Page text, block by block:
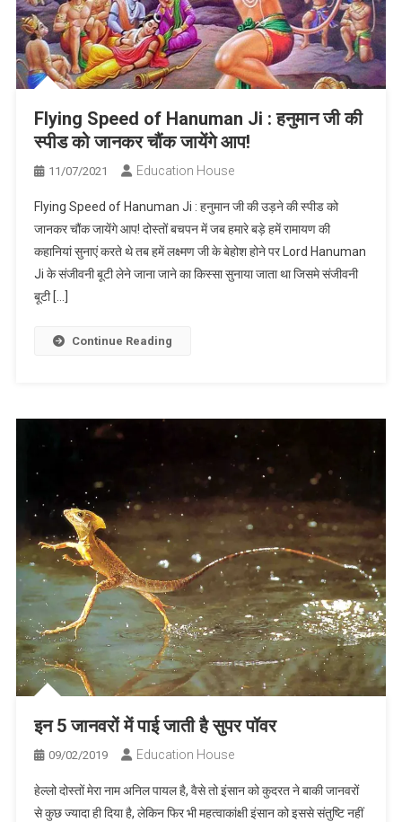
Flying Speed of Hanuman Ji : हनुमान जी की
स्पीड को जानकर चौंक जायेंगे आप!
11/07/2021 Education House
Flying Speed of Hanuman Ji : हनुमान जी की उड़ने की स्पीड को
जानकर चौंक जायेंगे आप! दोस्तों बचपन में जब हमारे बड़े हमें रामायण की
कहानियां सुनाएं करते थे तब हमें लक्ष्मण जी के बेहोश होने पर Lord Hanuman
Ji के संजीवनी बूटी लेने जाना जाने का किस्सा सुनाया जाता था जिसमे संजीवनी
बूटी […]
Continue Reading
इन 5 जानवरों में पाई जाती है सुपर पॉवर
09/02/2019 Education House
हेल्लो दोस्तों मेरा नाम अनिल पायल है, वैसे तो इंसान को कुदरत ने बाकी जानवरों
से कुछ ज्यादा ही दिया है, लेकिन फिर भी महत्वाकांक्षी इंसान को इससे संतुष्टि नहीं